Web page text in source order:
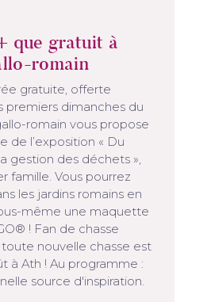
que gratuit à
romain
gratuite, offerte
premiers dimanches du
romain vous propose
de l’exposition « Du
gestion des déchets »,
famille. Vous pourrez
les jardins romains en
même une maquette
! Fan de chasse
nouvelle chasse est
à Ath ! Au programme :
source d'inspiration.